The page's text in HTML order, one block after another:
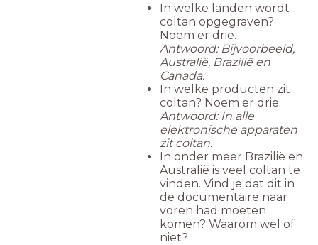
In welke landen wordt
coltan opgegraven?
Noem er drie.
Antwoord: Bijvoorbeeld,
Australië, Brazilië en
Canada.
In welke producten zit
coltan? Noem er drie.
Antwoord: In alle
elektronische apparaten
zit coltan.
In onder meer Brazilië en
Australië is veel coltan te
vinden. Vind je dat dit in
de documentaire naar
voren had moeten
komen? Waarom wel of
niet?